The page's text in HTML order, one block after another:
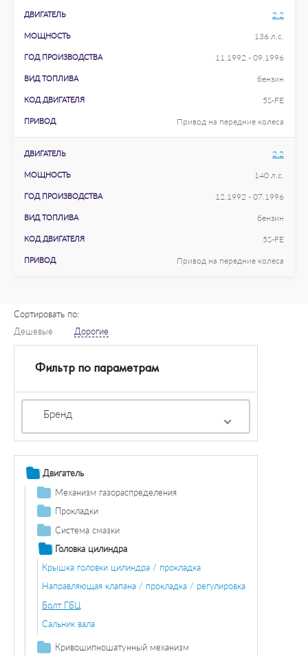
ДВИГАТЕЛЬ 2.2
МОЩНОСТЬ 136 л.с.
ГОД ПРОИЗВОДСТВА 11.1992 - 09.1996
ВИД ТОПЛИВА бензин
КОД ДВИГАТЕЛЯ 5S-FE
ПРИВОД Привод на передние колеса
ДВИГАТЕЛЬ 2.2
МОЩНОСТЬ 140 л.с.
ГОД ПРОИЗВОДСТВА 12.1992 - 07.1996
ВИД ТОПЛИВА бензин
КОД ДВИГАТЕЛЯ 5S-FE
ПРИВОД Привод на передние колеса
Сортировать по:
Дешевые
Дорогие
Фильтр по параметрам
Бренд
Двигатель
Механизм газораспределения
Ремень ГРМ / натяжение
Комплект ремней ГРМ
Распредвал
Клапан / регулировка
Клапаны / комплектующие
Прокладки
Прокладка крышки клапана
Прокладка стерженя
Прокладка масляного поддона
Прокладка/комплект прокладок вала
Система смазки
Масляный поддон / комплектующие
Прокладка
Винт сливного отверстия
Головка цилиндра
Крышка головки цилиндра / прокладка
Направляющая клапана / прокладка / регулировка
Болт ГБЦ
Сальник вала
Кривошипношатунный механизм